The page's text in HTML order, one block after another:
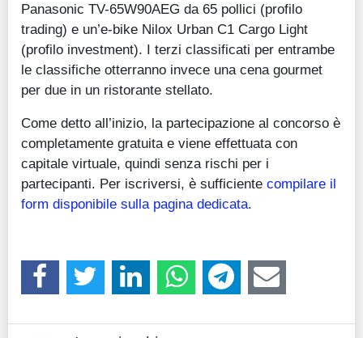
Panasonic TV-65W90AEG da 65 pollici (profilo
trading) e un’e-bike Nilox Urban C1 Cargo Light
(profilo investment). I terzi classificati per entrambe
le classifiche otterranno invece una cena gourmet
per due in un ristorante stellato.
Come detto all’inizio, la partecipazione al concorso è
completamente gratuita e viene effettuata con
capitale virtuale, quindi senza rischi per i
partecipanti. Per iscriversi, è sufficiente compilare il
form disponibile sulla pagina dedicata.